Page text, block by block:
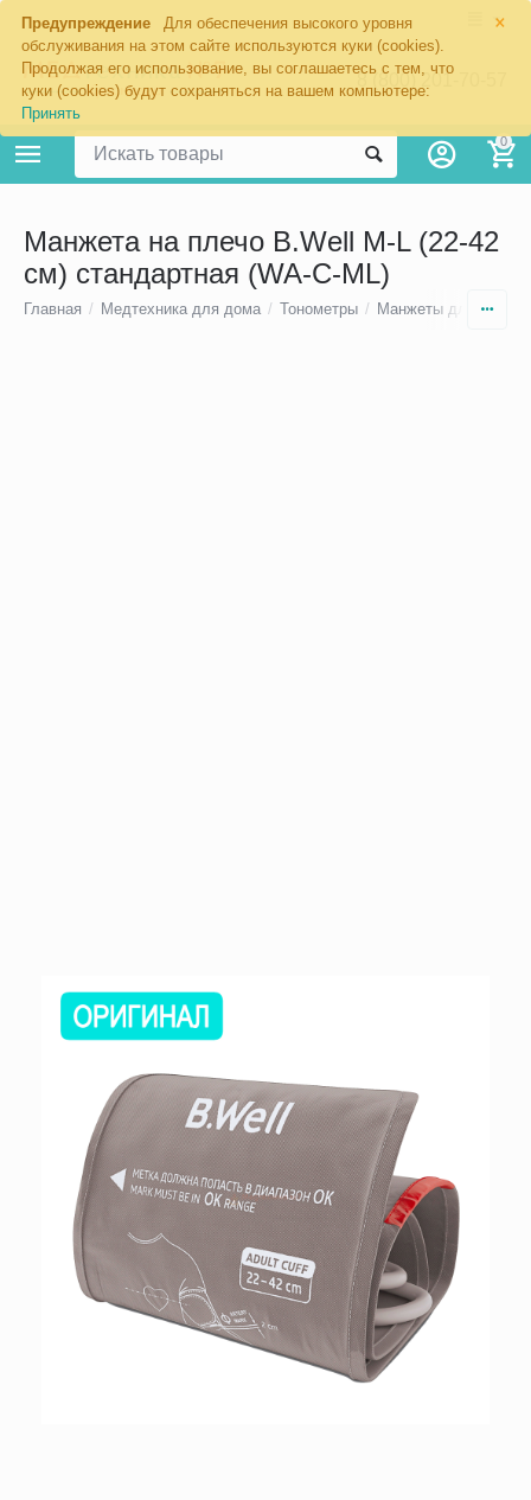
×
Предупреждение
Для обеспечения высокого уровня
обслуживания на этом сайте используются куки (cookies).
Продолжая его использование, вы соглашаетесь с тем, что
куки (cookies) будут сохраняться на вашем компьютере:
Принять
8 (800) 201-70-57
0
Манжета на плечо B.Well M-L (22-42
см) стандартная (WA-C-ML)
Главная / Медтехника для дома / Тонометры / Манжеты для